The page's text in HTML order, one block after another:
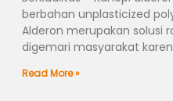
berbahan unplasticized
Alderon merupakan solusi
digemari masyarakat
Read More »